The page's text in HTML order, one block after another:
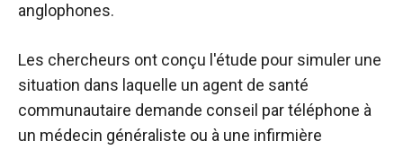
anglophones.
Les chercheurs ont conçu l'étude pour simuler une
situation dans laquelle un agent de santé
communautaire demande conseil par téléphone à
un médecin généraliste ou à une infirmière